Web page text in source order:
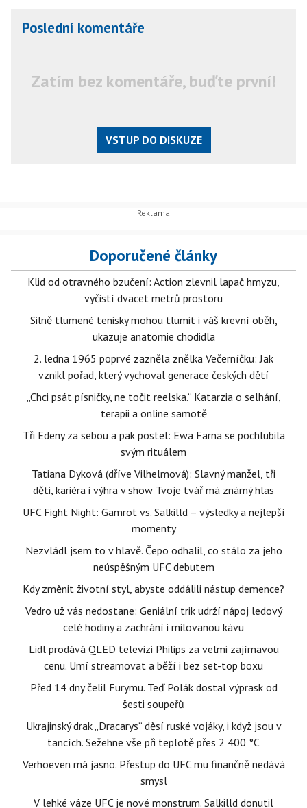
Poslední komentáře
Zatím bez komentáře, buďte první!
VSTUP DO DISKUZE
Doporučené články
Klid od otravného bzučení: Action zlevnil lapač hmyzu,
vyčistí dvacet metrů prostoru
Silně tlumené tenisky mohou tlumit i váš krevní oběh,
ukazuje anatomie chodidla
2. ledna 1965 poprvé zazněla znělka Večerníčku: Jak
vznikl pořad, který vychoval generace českých dětí
„Chci psát písničky, ne točit reelska.“ Katarzia o selhání,
terapii a online samotě
Tři Edeny za sebou a pak postel: Ewa Farna se pochlubila
svým rituálem
Tatiana Dyková (dříve Vilhelmová): Slavný manžel, tři
děti, kariéra i výhra v show Tvoje tvář má známý hlas
UFC Fight Night: Gamrot vs. Salkilld – výsledky a nejlepší
momenty
Nezvládl jsem to v hlavě. Čepo odhalil, co stálo za jeho
neúspěšným UFC debutem
Kdy změnit životní styl, abyste oddálili nástup demence?
Vedro už vás nedostane: Geniální trik udrží nápoj ledový
celé hodiny a zachrání i milovanou kávu
Lidl prodává QLED televizi Philips za velmi zajímavou
cenu. Umí streamovat a běží i bez set-top boxu
Před 14 dny čelil Furymu. Teď Polák dostal výprask od
šesti soupeřů
Ukrajinský drak „Dracarys“ děsí ruské vojáky, i když jsou v
tancích. Sežehne vše při teplotě přes 2 400 °C
Verhoeven má jasno. Přestup do UFC mu finančně nedává
smysl
V lehké váze UFC je nové monstrum. Salkilld donutil